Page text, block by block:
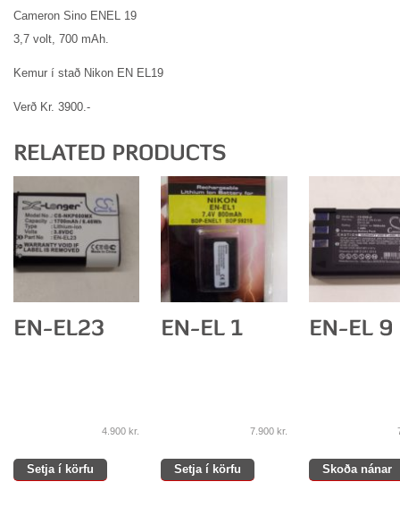
Cameron Sino ENEL 19
3,7 volt, 700 mAh.
Kemur í stað Nikon EN EL19
Verð Kr. 3900.-
4.900kr.
Setja í körfu
7.900 kr.
Setja í körfu Skoða nánar